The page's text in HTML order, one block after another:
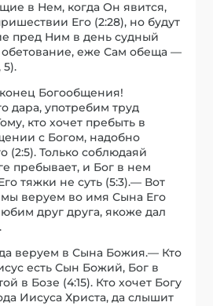
в Нем, когда Он явится,
Его (2:28), но будут
пред Ним в день судный
обетование, еже Сам обеща —
Богообщения!
дара, употребим труд
кто хочет пребыть в
с Богом, надобно
(2:5). Только соблюдаяй
пребывает, и Бог в нем
тяжки не суть (5:3).— Вот
мы веруем во имя Сына Его
друг друга, якоже дал
веруем в Сына Божия.— Кто
есть Сын Божий, Бог в
в Бозе (4:15). Кто хочет Богу
Иисуса Христа, да слышит